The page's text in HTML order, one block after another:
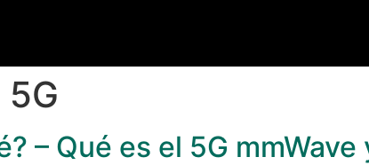
5G
– Qué es el 5G